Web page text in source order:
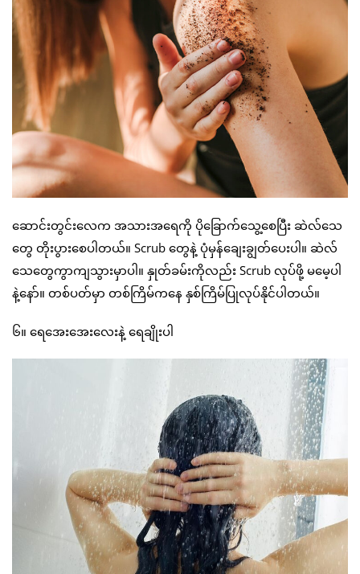
ဆောင်းတွင်းလေက အသားအရေကို ပိုခြောက်သွေ့စေပြီး ဆဲလ်သေ
တွေ တိုးပွားစေပါတယ်။ Scrub တွေနဲ့ ပုံမှန်ချေးချွတ်ပေးပါ။ ဆဲလ်
သေတွေကွာကျသွားမှာပါ။ နှုတ်ခမ်းကိုလည်း Scrub လုပ်ဖို့ မမေ့ပါ
နဲ့နော်။ တစ်ပတ်မှာ တစ်ကြိမ်ကနေ နှစ်ကြိမ်ပြုလုပ်နိုင်ပါတယ်။
၆။ ရေအေးအေးလေးနဲ့ ရေချိုးပါ